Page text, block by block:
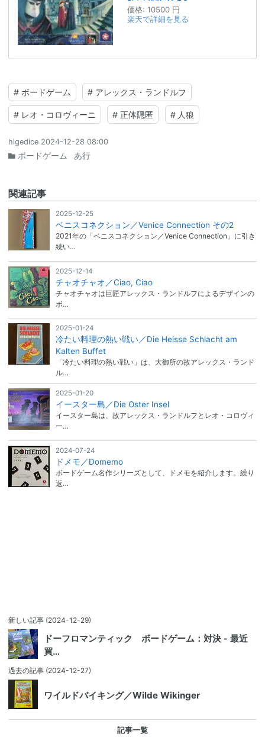
価格: 10500 円
楽天で詳細を見る
# ボードゲーム # アレックス・ランドルフ
# レオ・コロヴィーニ # 正体隠匿 # 人狼
higedice 2024-12-28 08:00
ボードゲーム あ行
関連記事
2025-12-25
ベニスコネクション／Venice Connection その2
2021年の「ベニスコネクション／Venice Connection」に引き
続い…
2025-12-14
チャオチャオ／Ciao, Ciao
チャオチャオは巨匠アレックス・ランドルフによるデザインの
ボ…
2025-01-24
冷たい料理の熱い戦い／Die Heisse Schlacht am
Kalten Buffet
「冷たい料理の熱い戦い」は、大御所の故アレックス・ランド
ル…
2025-01-20
イースター島／Die Oster Insel
イースター島は、故アレックス・ランドルフとレオ・コロヴィ
ー…
2024-07-24
ドメモ／Domemo
ボードゲーム名作シリーズとして、ドメモを紹介します。繰り
返…
新しい記事 (2024-12-29)
ドーフロマンティック ボードゲーム：対決 - 最近
買…
過去の記事 (2024-12-27)
ワイルドバイキング／Wilde Wikinger
記事一覧